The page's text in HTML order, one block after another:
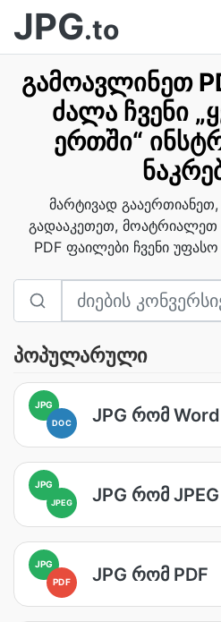
JPG.to
გამოავლინეთ
ძალა ჩვენი
ერთში“
მარტივად გააერთიანეთ,
გადააკეთეთ,
PDF ფაილები ჩვენი
პოპულარული
JPG
DOC JPG რომ Word
JPG
JPEG JPG რომ JPEG
JPG
PDF
JPG რომ PDF